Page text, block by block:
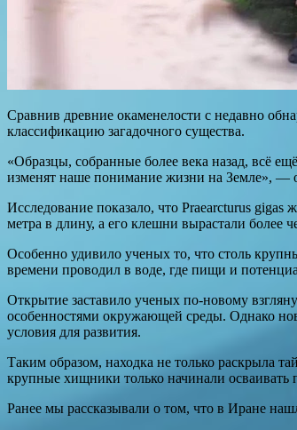
Сравнив древние окаменелости с недавно
классификацию загадочного существа.
«Образцы, собранные более века назад, всё
изменят наше понимание жизни на Земле», —
Исследование показало, что Praearcturus
метра в длину, а его клешни вырастали более
Особенно удивило ученых то, что столь
времени проводил в воде, где пищи и
Открытие заставило ученых по-новому
особенностями окружающей среды. Однако
условия для развития.
Таким образом, находка не только раскрыла
крупные хищники только начинали осваивать
Ранее мы рассказывали о том, что в Иране